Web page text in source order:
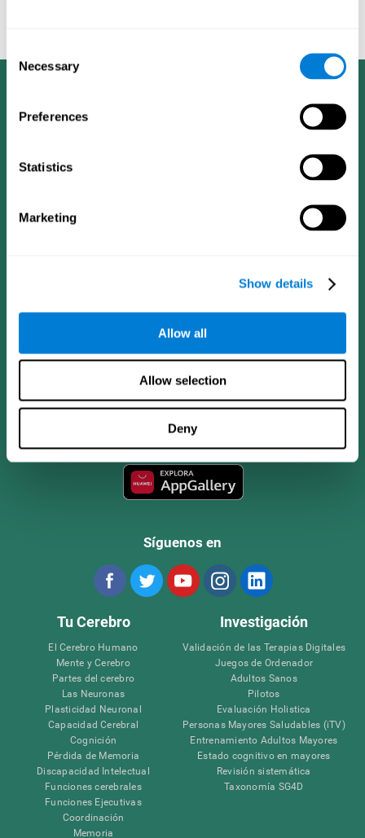
Selection
Necessary
Preferences
Statistics
Marketing
Show details
Allow all
Allow selection
Deny
CogniFit App
Síguenos en
Tu Cerebro
El Cerebro Humano
Mente y Cerebro
Partes del cerebro
Las Neuronas
Plasticidad Neuronal
Capacidad Cerebral
Cognición
Pérdida de Memoria
Discapacidad Intelectual
Funciones cerebrales
Funciones Ejecutivas
Coordinación
Memoria
Investigación
Validación de las Terapias Digitales
Juegos de Ordenador
Adultos Sanos
Pilotos
Evaluación Holistica
Personas Mayores Saludables (iTV)
Entrenamiento Adultos Mayores
Estado cognitivo en mayores
Revisión sistemática
Taxonomía SG4D